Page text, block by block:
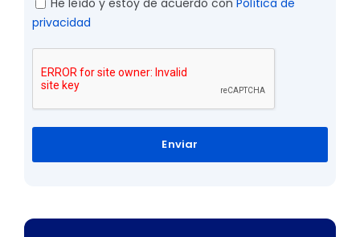
He leído y estoy de acuerdo con Política de
privacidad
Enviar